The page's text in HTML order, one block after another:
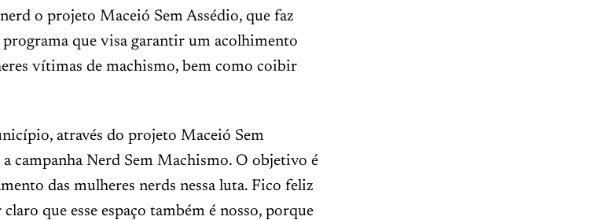
o projeto Maceió Sem Assédio, que faz
que visa garantir um acolhimento
vítimas de machismo, bem como coibir
através do projeto Maceió Sem
campanha Nerd Sem Machismo. O objetivo é
das mulheres nerds nessa luta. Fico feliz
que esse espaço também é nosso, porque